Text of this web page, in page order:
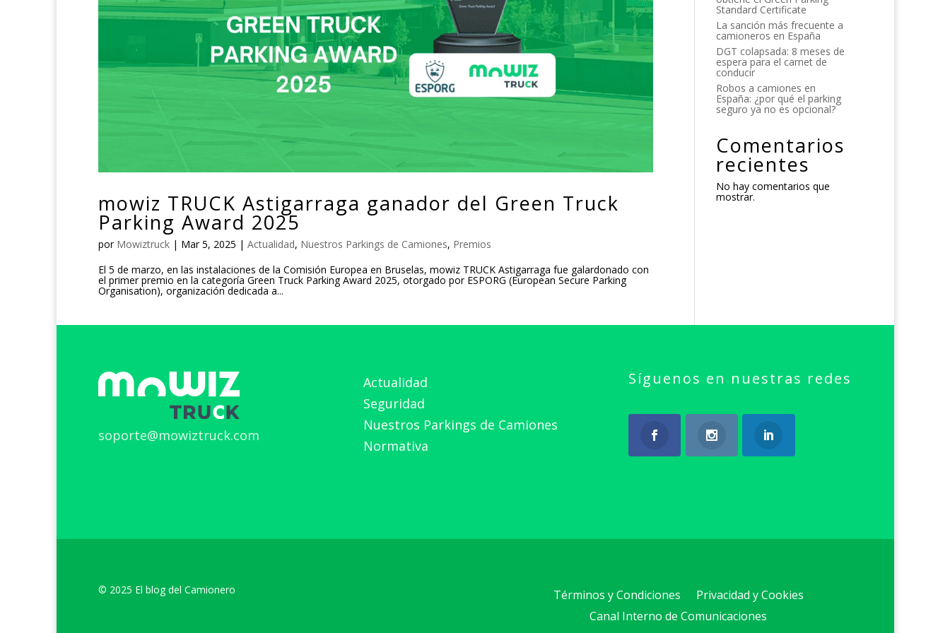
mowiz TRUCK Astigarraga ganador del Green Truck
Parking Award 2025
por Mowiztruck| Mar 5, 2025 | Actualidad, Nuestros Parkings de Camiones, Premios
El 5 de marzo, en las instalaciones de la Comisión Europea en Bruselas, mowiz TRUCK Astigarraga fue galardonado con
el primer premio en la categoría Green Truck Parking Award 2025, otorgado por ESPORG (European Secure Parking
Organisation), organización dedicada a...
Standard Certificate
La sanción más frecuente a
camioneros en España
DGT colapsada: 8 meses de
espera para el carnet de
conducir
Robos a camiones en
España: ¿por qué el parking
seguro ya no es opcional?
Comentarios
recientes
No hay comentarios que
mostrar.
soporte@mowiztruck.com
Actualidad
Seguridad
Nuestros Parkings de Camiones
Normativa
Síguenos en nuestras redes
© 2025 El blog del Camionero Términos y Condiciones
Privacidad y Cookies
Canal Interno de Comunicaciones